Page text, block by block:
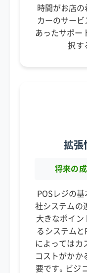
時間がお店の
カーのサービ
あったサポー
択す
拡張
将来の
POSレジの
社システムの
大きなポイン
るシステムと
によってはカ
コストがかか
要です。ビジ